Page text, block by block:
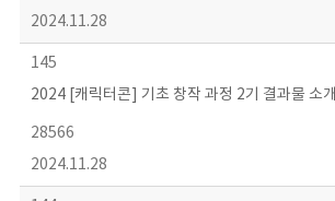
2024.11.28
145
2024 [캐릭터콘] 기초 창작 과정 2기 결과물 소개
28566
2024.11.28